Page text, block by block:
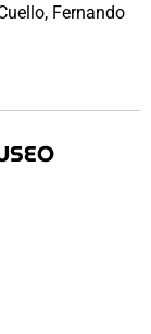
Fernando